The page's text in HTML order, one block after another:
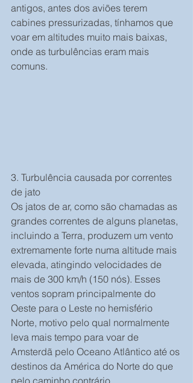
antigos, antes dos aviões terem
cabines pressurizadas, tínhamos que
voar em altitudes muito mais baixas,
onde as turbulências eram mais
comuns.
3. Turbulência causada por correntes
de jato
Os jatos de ar, como são chamadas as
grandes correntes de alguns planetas,
incluindo a Terra, produzem um vento
extremamente forte numa altitude mais
elevada, atingindo velocidades de
mais de 300 km/h (150 nós). Esses
ventos sopram principalmente do
Oeste para o Leste no hemisfério
Norte, motivo pelo qual normalmente
leva mais tempo para voar de
Amsterdã pelo Oceano Atlântico até os
destinos da América do Norte do que
pelo caminho contrário.